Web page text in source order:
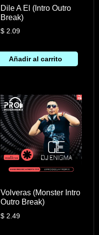
Dile A El (Intro Outro
Break)
$ 2.09
Añadir al carrito
Volveras (Monster Intro
Outro Break)
$ 2.49